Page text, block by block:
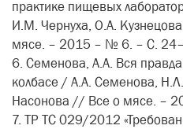
практике пищевых
И.М. Чернуха, О.А.
мясе. – 2015 – № 6. – С.
6. Семенова, А.А. Вся правда
колбасе / А.А. Семенова,
Насонова // Все о мясе. –
7. TP ТС 029/2012